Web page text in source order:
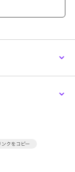
さがちゃんと残るの
なく。